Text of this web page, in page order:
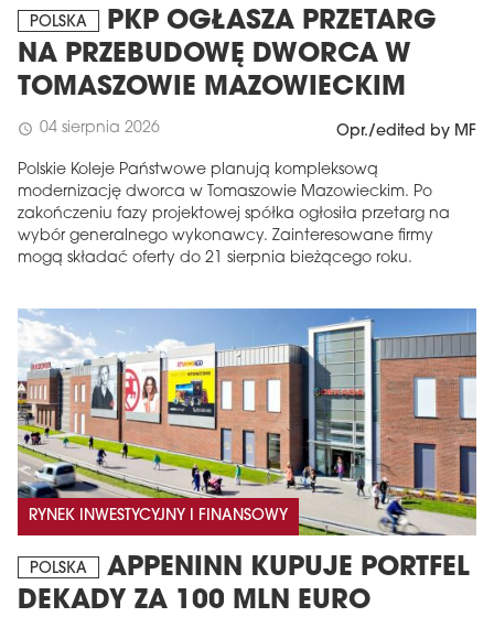
POLSKA
PKP OGŁASZA PRZETARG
NA PRZEBUDOWĘ DWORCA W
TOMASZOWIE MAZOWIECKIM
schedule 04 sierpnia 2026 Opr./edited by MF
Polskie Koleje Państwowe planują kompleksową
modernizację dworca w Tomaszowie Mazowieckim. Po
zakończeniu fazy projektowej spółka ogłosiła przetarg na
wybór generalnego wykonawcy. Zainteresowane firmy
mogą składać oferty do 21 sierpnia bieżącego roku.
RYNEK INWESTYCYJNY I FINANSOWY
POLSKA
APPENINN KUPUJE PORTFEL
DEKADY ZA 100 MLN EURO